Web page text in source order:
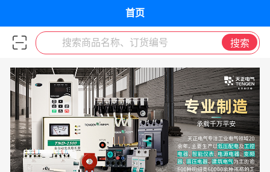
首页
搜索商品名称、订货编号 搜索